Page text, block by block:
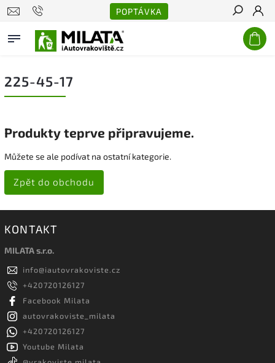
POPTÁVKA
Hledat
225-45-17
Produkty teprve připravujeme.
Můžete se ale podívat na ostatní kategorie.
Zpět do obchodu
KONTAKT
MILATA s.r.o.
info@iautovrakoviste.cz
+420720126127
Facebook Milata
autovrakoviste_milata
+420720126127
Youtube Milata